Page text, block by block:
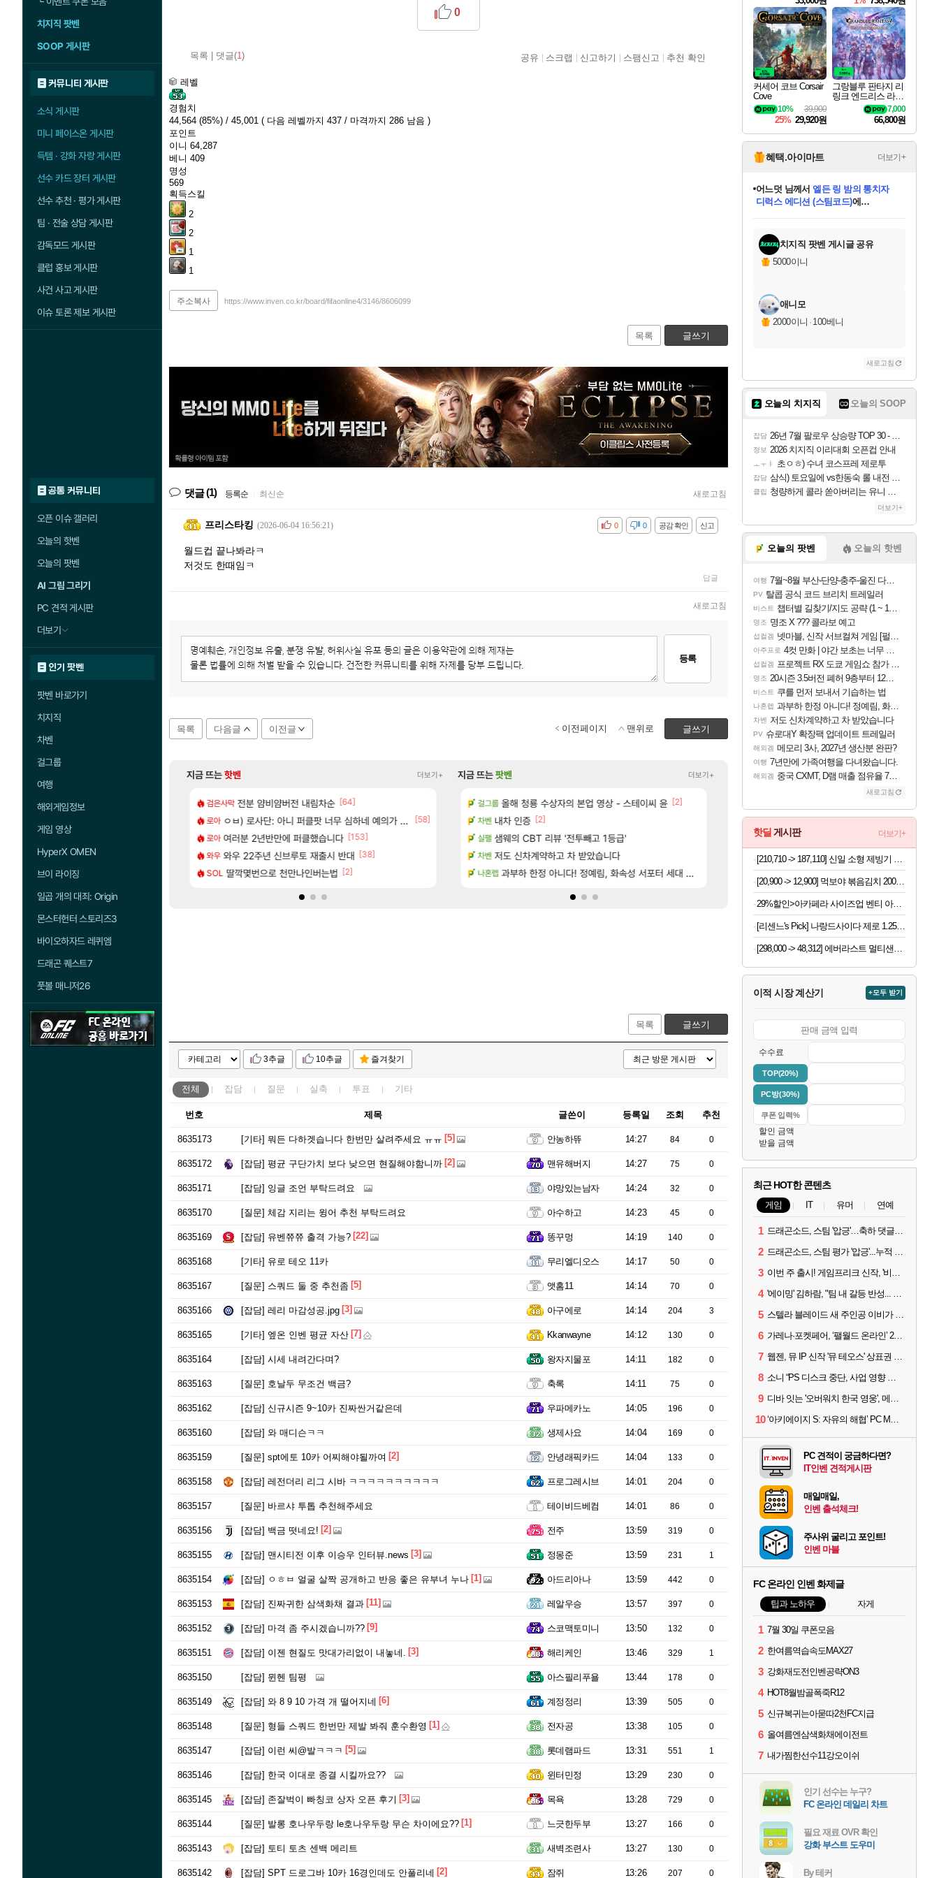
치지직 팟벤
SOOP 게시판
커뮤니티 게시판
소식 게시판
미니 페이스온 게시판
득템 · 강화 자랑 게시판
선수 카드 장터 게시판
선수 추천 · 평가 게시판
팀 · 전술 상담 게시판
감독모드 게시판
클럽 홍보 게시판
사건 사고 게시판
이슈 토론 제보 게시판
공통 커뮤니티
오픈 이슈 갤러리
오늘의 핫벤
오늘의 팟벤
AI 그림 그리기
PC 견적 게시판
더보기
인기 팟벤
팟벤 바로가기
치지직
차벤
걸그룹
여행
해외게임정보
게임 영상
HyperX OMEN
브이 라이징
일곱 개의 대죄: Origin
몬스터헌터 스토리즈3
바이오하자드 레퀴엠
드래곤 퀘스트7
풋볼 매니저26
목록 댓글(1)
0
공유 스크랩 신고하기 스팸신고 추천 확인
레벨
경험치
44,564 (85%) / 45,001 ( 다음 레벨까지 437 / 마격까지 286 남음 )
포인트
이니 64,287
베니 409
명성
569
획득스킬
2
2
1
1
주소복사 https://www.inven.co.kr/board/fifaonline4/3146/8606099
목록 글쓰기
댓글(1) 등록순 최신순 새로고침
프리스타킹 (2026-06-04 16:56:21) 신고
공감 확인
비공감 0
0
월드컵 끝나봐라ㅋ
저것도 한때임ㅋ
답글
새로고침
등록
목록 다음글 이전글 글쓰기
이전페이지 맨위로
지금 뜨는핫벤 더보기+
없 얘들은 왜 아직도
떡상한 팔찌옵션 [31]
금액 1억이 넘네요..다들 꼭 해보십셔ㅁㅊ
검은사막 전분 얌비얌버전 내림차순 [64]
로아 ㅇㅂ) 로사단: 아니 퍼클팟 너무 심하네 예의가 없어(?)
[58]
로아 여러분 2년반만에 퍼클했습니다 [153]
와우 와우 22주년 신브루토 재출시 반대 [38]
SOL 딸깍몇번으로 천만나인버는법 [2]
LoL 이게 5년간 티원을 좀 먹은 플레이임 [36]
로아 쫀지 실시간
[47]
로아 ㅇㅂ) 쫀지 채팅창 ㅋㅋㅋㅋㅋㅋㅋㅋㅋㅋㅋ
메이플 메이플 렉걸리는 애들은 참고해라
로아 와 퍼클나왔당 [61]
메이플 “ 경기도 사실상 부도. ” [224]
[벨가르딘 The FIRST] 운영 후기 + 1~3위 공대 축하 Ai짤
오늘 갑자기 떡상한 팔찌옵션 [31]
와ㅅㅂ 현질 금액 1억이 넘네요..다들 꼭 해보십셔ㅁㅊ
지금 뜨는팟벤 더보기+
AI 채팅 RPG 게임 [RyzaChat: AI] 공개
만화 | 야간 보초는 너무 힘들어
전 세계관, 완결편에 집결
리밋제로 테스트 때는 로비에 온라인 기능이 있는데
비스트 챕터별 길찾기/지도 공략 (1 ~ 12장)
PV 비스트 오브 리인카네이션 오픈 트레일러
아스오라 「에린」 컨셉 포스터 공개
비스트 쿠를 먼저 보내서 기습하는 법
걸그룹 올해 청룡 수상자의 본업 영상 - 스테이씨 윤 [2]
차벤 내차 인증 [2]
실팰 샘웨의 CBT 리뷰 '전투빼고 1등급'
차벤 저도 신차계약하고 차 받았습니다
나혼렙 과부하 한정 아니다! 정예림, 화속성 서포터 세대 교체
섭컬겜 섬란 카구라 개발사 신작 [시노비 넥서스] 연내 출시
섭컬겜 넷마블, 신작 서브컬쳐 게임 [펄 인 블루] 티저 사이트
아주프로 4컷 만화 | 야간 보초는 너무 힘들어
해외겜 FF7 외전 세계관, 완결편에 집결 [1]
목록 글쓰기
3추글 10추글 즐겨찾기
전체 잡담 질문 실축 투표 기타
번호 제목 글쓴이 등록일 조회 추천
8635173 [기타] 뭐든 다하겟습니다 한번만 살려주세요 ㅠㅠ [5] 안농하뜌 14:27 84 0
8635172 [잡담] 평균 구단가치 보다 낮으면 현질해야함니까 [2] 맨유해버지 14:27 75 0
8635171 [잡담] 잉글 조언 부탁드려요 야망있는남자 14:24 32 0
8635170 [질문] 체감 지리는 윙어 추천 부탁드려요 아수하고 14:23 45 0
8635169 [잡담] 유벤쮸쮸 출격 가능? [22] 똥꾸멍 14:19 140 0
8635168 [기타] 유로 테오 11카 무리엘디오스 14:17 50 0
8635167 [질문] 스쿼드 둘 중 추천좀 [5] 앳홈11 14:14 70 0
8635166 [잡담] 레리 마감성공.jpg [3] 아구에로 14:14 204 3
8635165 [기타] 엪온 인벤 평균 자산 [7] Kkanwayne 14:12 130 0
8635164 [잡담] 시세 내려간다며? 왕자지물포 14:11 182 0
8635163 [질문] 호날두 무조건 백금? 축록 14:11 75 0
8635162 [잡담] 신규시즌 9~10카 진짜싼거같은데 우파메카노 14:05 196 0
8635160 [잡담] 와 매디슨ㅋㅋ 생제사요 14:04 169 0
8635159 [질문] spt에토 10카 어찌해야될까여 [2] 안녕래픽카드 14:04 133 0
8635158 [잡담] 레전더리 리그 시바 ㅋㅋㅋㅋㅋㅋㅋㅋㅋㅋ 프로그레시브 14:01 204 0
8635157 [질문] 바르샤 투톱 추천해주세요 테이비드베컴 14:01 86 0
8635156 [잡담] 백금 떳네요! [2] 전주 13:59 319 0
8635155 [잡담] 맨시티전 이후 이승우 인터뷰.news [3] 정몽준 13:59 231 1
8635154 [잡담] ㅇㅎㅂ 얼굴 살짝 공개하고 반응 좋은 유부녀 누나 [1] 아드리아나 13:59 442 0
8635153 [잡담] 진짜귀한 삼색화채 결과 [11] 레알우승 13:57 397 0
8635152 [잡담] 마격 좀 주시겠습니까?? [9] 스코맥토미니 13:50 132 0
8635151 [잡담] 이젠 현질도 맛대가리없이 내놓네. [3] 해리케인 13:46 329 1
8635150 [잡담] 뮌헨 팀평 아스필리푸욜 13:44 178 0
8635149 [잡담] 와 8 9 10 가격 개 떨어지네 [6] 계정정리 13:39 505 0
8635148 [질문] 형들 스쿼드 한번만 제발 봐줘 훈수환영 [1] 전자공 13:38 105 0
8635147 [잡담] 이런 씨@발ㅋㅋㅋ [5] 롯데램파드 13:31 551 1
8635146 [잡담] 한국 이대로 종결 시킬까요?? 윈터민정 13:29 230 0
8635145 [잡담] 존잘벅이 빠칭코 상자 오픈 후기 [3] 목욕 13:28 729 0
8635144 [질문] 발롱 호나우두랑 le호나우두랑 무슨 차이에요?? [1] 느긋한두부 13:27 166 0
8635143 [잡담] 토티 토츠 센백 메리트 새벽조련사 13:27 130 0
8635142 [잡담] SPT 드로그바 10카 16경인데도 안풀리네 [2] 잠쥐 13:26 207 0
커세어 코브 Corsair
Cove
39,900
10%
25% 29,920원
그랑블루 판타지 리
링크 엔드리스 라그
나로크 Granblue Fa
ntasy Relink Endless
7,000
66,800원
혜택.아이마트 더보기+
당첨되셨습니다.
당첨되셨습니다.
어느덧 님께서엘든 링 밤의 통치자
디럭스 에디션 (스팀코드)에
당첨되셨습니다.
에디션 (스팀코드)를 교환.
당첨되셨습니다.
당첨되셨습니다.
당첨되셨습니다.
당첨되셨습니다.
치지직 팟벤 게시글 공유
5000이니
애니모
2000이니 · 100베니
새로고침
오늘의 치지직 오늘의 SOOP
잡담 26년 7월 팔로우 상승량 TOP 30 - 월간 치지직
정보 2026 치지직 이리대회 오픈컵 안내
ㅗㅜㅑ 초ㅇㅎ) 수녀 코스프레 제로투
잡담 삼식) 토요일에 vs한동숙 롤 내전 예정
클립 청량하게 콜라 쏟아버리는 유니 ㅋㅋㅋ
더보기+
오늘의 팟벤 오늘의 핫벤
여행 7월~8월 부산-단양-충주-울진 다녀왔어요~
PV 탈콥 공식 코드 브리치 트레일러
비스트 챕터별 길찾기/지도 공략 (1 ~ 12장)
명조 명조 X ??? 콜라보 예고
섭컬겜 넷마블, 신작 서브컬쳐 게임 [펄 인 블루] 티저 사이트 오픈
아주프로 4컷 만화 | 야간 보초는 너무 힘들어
섭컬겜 프로젝트 RX 도쿄 게임쇼 참가 결정
명조 20시즌 3.5버전 폐허 9층부터 12층까지 클리어 조합 | 죽음의 노래와 바닷속 폐허 |
비스트 쿠를 먼저 보내서 기습하는 법
나혼렙 과부하 한정 아니다! 정예림, 화속성 서포터 세대 교체
차벤 저도 신차계약하고 차 받았습니다
PV 슈로대Y 확장팩 업데이트 트레일러
해외겜 메모리 3사, 2027년 생산분 완판?
여행 7년만에 가족여행을 다녀왔습니다.
해외겜 중국 CXMT, D램 매출 점유율 7%…글로벌 4위로 부상
새로고침
핫딜 게시판 더보기+
[20,900 -> 12,900] 먹보야 볶음김치 200g 8봉지
29%할인>아카페라 사이즈업 벤티 아메리카노, 600ml, 24개
[리센느's Pick] 나랑드사이다 제로 1.25L 12입 1박스
[298,000 -> 48,312] 에버라스트 멀티샌들 아쿠아슈즈 230mm
이적 시장 계산기 +모두 받기
수수료
TOP(20%)
PC방(30%)
할인 금액
받을 금액
최근 HOT한 콘텐츠
게임 IT 유머 연예
1 드래곤소드, 스팀 '압긍'…축하 댓글 달고 게임 코드 받자!
2 드래곤소드, 스팀 평가 '압긍'...누적 판매량 20만장 돌파
3 이번 주 출시! 게임프리크 신작, '비스트 오브 리인카네이션'
4 '에이밍' 김하람, "팀 내 갈등 반성... 끝까지 뛰고 싶었다"
5 스텔라 블레이드 새 주인공 이비가 부릅니다, 'Wanna be in LOVE' 뮤비 공개
6 가레나·포켓페어, ‘팰월드 온라인’ 2026년 출시 예고
7 웹젠, 뮤 IP 신작 '뮤 테오스' 상표권 출원
8 소니 “PS 디스크 중단, 사업 영향 없다”
9 디바 잇는 '오버워치 한국 영웅', 메카 파일럿 디몬 나온다
10 ‘아키에이지 S: 자유의 해협’ PC MMORPG로 개발한다
PC 견적이 궁금하다면?
IT인벤 견적게시판
매일매일,
인벤 출석체크!
주사위 굴리고 포인트!
인벤 마블
FC 온라인 인벤 화제글
팁과 노하우 자게
1 7월 30일 쿠폰모음
2 한여름역습속도MAX27
3 강화재도전인벤공략ON3
4 HOT8월밤골폭죽R12
5 신규복귀는아묻따2천FC지급
6 올여름엔삼색화채에이전트
7 내가찜한선수11강오이쉬
인기 선수는 누구?
FC 온라인 데일리 차트
필요 재료 OVR 확인
강화 부스트 도우미
By 테커